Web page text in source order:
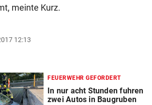
meinte Kurz.
12:13
FEUERWEHR GEFORDERT
In nur acht Stunden fuhren
zwei Autos in Baugruben